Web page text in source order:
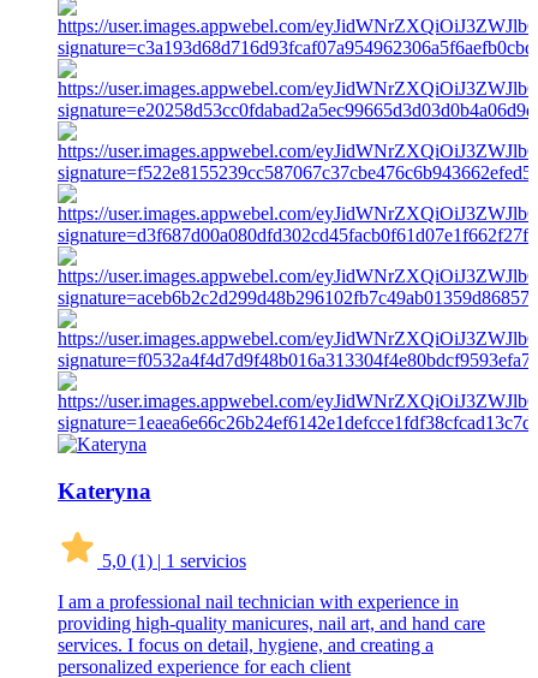
Kateryna
5,0 (1) | 1 servicios
I am a professional nail technician with experience in
providing high-quality manicures, nail art, and hand care
services. I focus on detail, hygiene, and creating a
personalized experience for each client